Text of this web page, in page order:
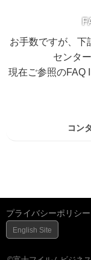
お手数ですが、下
センタ
現在ご参照のFAQ
コン
プライバシーポリシー
English Site